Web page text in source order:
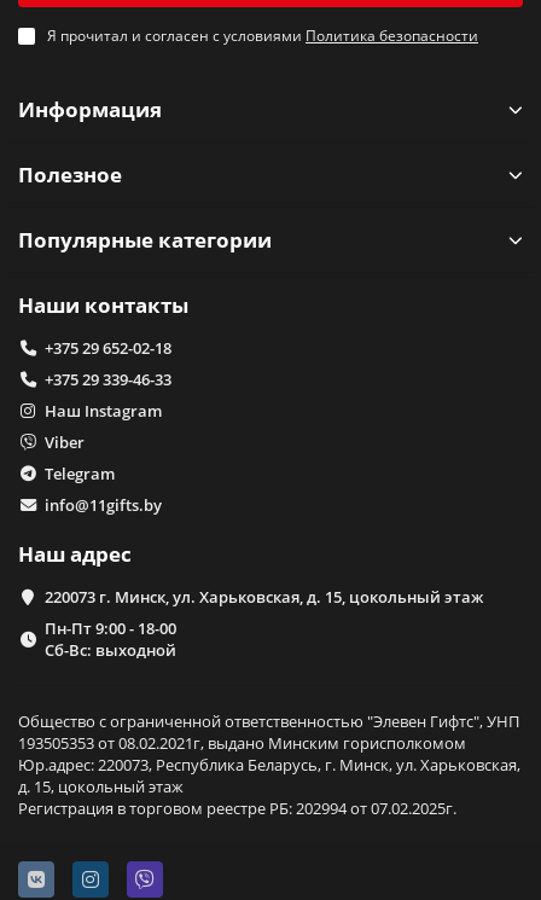
Я прочитал и согласен с условиями Политика безопасности
Информация
Полезное
Популярные категории
Наши контакты
+375 29 652-02-18
+375 29 339-46-33
Наш Instagram
Viber
Telegram
info@11gifts.by
Наш адрес
220073 г. Минск, ул. Харьковская, д. 15, цокольный этаж
Пн-Пт 9:00 - 18-00
Сб-Вс: выходной
Общество с ограниченной ответственностью "Элевен Гифтс", УНП
193505353 от 08.02.2021г, выдано Минским горисполкомом
Юр.адрес: 220073, Республика Беларусь, г. Минск, ул. Харьковская,
д. 15, цокольный этаж
Регистрация в торговом реестре РБ: 202994 от 07.02.2025г.